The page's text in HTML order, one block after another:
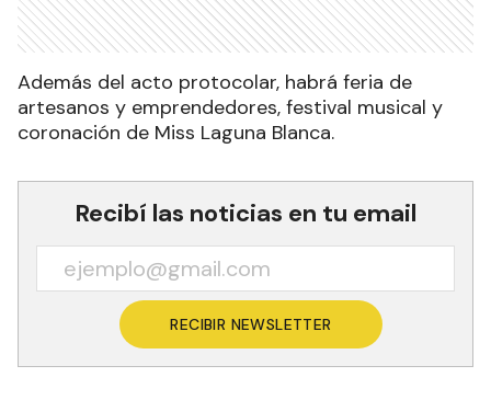
Además del acto protocolar, habrá feria de
artesanos y emprendedores, festival musical y
coronación de Miss Laguna Blanca.
Recibí las noticias en tu email
RECIBIR NEWSLETTER